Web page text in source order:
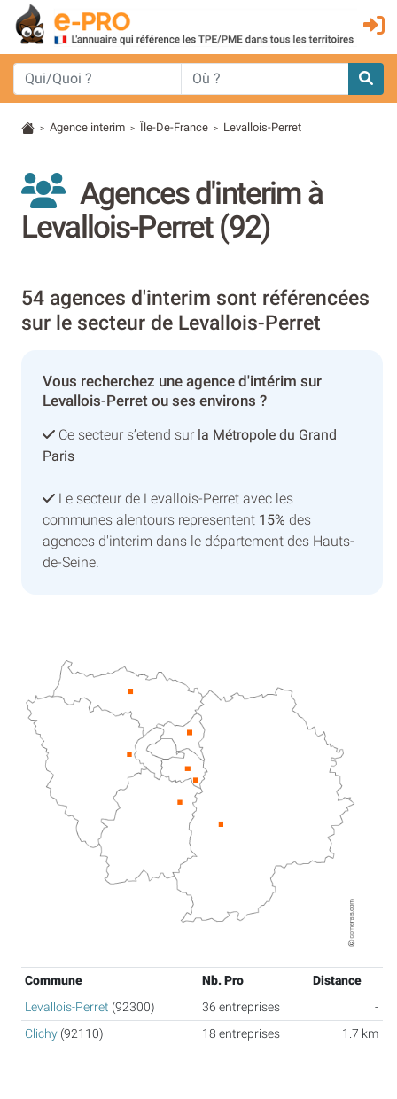
> Agence interim > Île-De-France > Levallois-Perret
Agences d'interim à
Levallois-Perret (92)
54 agences d'interim sont référencées
sur le secteur de Levallois-Perret
Vous recherchez une agence d'intérim sur
Levallois-Perret ou ses environs ?
Ce secteur s’etend sur la Métropole du Grand
Paris
Le secteur de Levallois-Perret avec les
communes alentours representent 15% des
agences d'interim dans le département des Hauts-
de-Seine.
Commune Nb. Pro
Distance
Levallois-Perret (92300) 36 entreprises
-
Clichy (92110) 18 entreprises 1.7 km